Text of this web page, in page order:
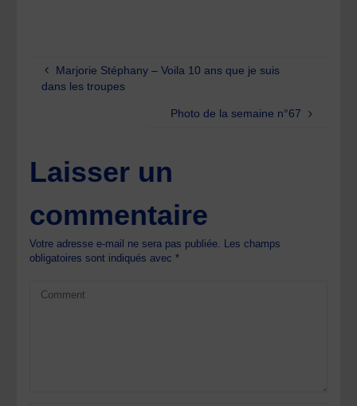
Marjorie Stéphany – Voila 10 ans que je suis
dans les troupes
Photo de la semaine n°67
Laisser un
commentaire
Votre adresse e-mail ne sera pas publiée. Les champs
obligatoires sont indiqués avec*